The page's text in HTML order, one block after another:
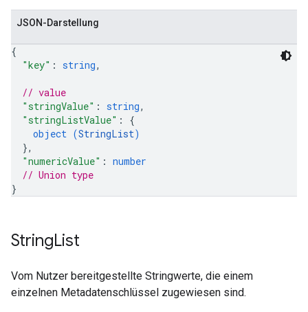
JSON-Darstellung
{
"key" : string,
// value
"stringValue" : string,
"stringListValue" : {
object (StringList)
},
"numericValue" : number
// Union type
}
StringList
Vom Nutzer bereitgestellte Stringwerte, die einem
einzelnen Metadatenschlüssel zugewiesen sind.